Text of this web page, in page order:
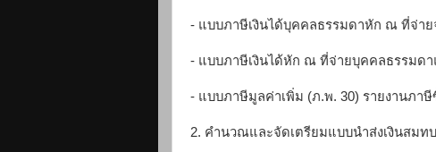
- แบบภาษีเงินได้บุคคลธรรมดาหัก ณ ที่จ่าย
- แบบภาษีเงินได้หัก ณ ที่จ่ายบุคคลธรรมด
- แบบภาษีมูลค่าเพิ่ม (ภ.พ. 30) รายงานภา
2. คำนวณและจัดเตรียมแบบนำส่งเงินสม